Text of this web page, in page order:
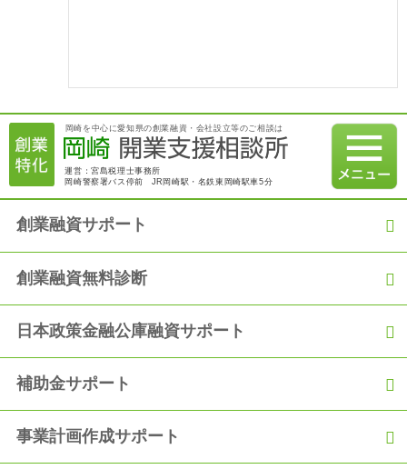
2021.01.07
【融資実績】満額600万円の融資を日本政策金融公庫にて獲得
2020.12.21
年金等）加入の義務化について
【融資実績】「過去の職歴を活かして満額の融資を獲得！」
2020.11.06
【融資実績】自己資金150万円で900万円の満額融資を獲得
融資獲得！」
岡崎を中心に愛知県の創業融資・会社設立等のご相談は
運営：宮島税理士事務所
岡崎警察署バス停前 JR岡崎駅・名鉄東岡崎駅車5分
創業融資サポート
創業融資無料診断
日本政策金融公庫融資サポート
補助金サポート
事業計画作成サポート